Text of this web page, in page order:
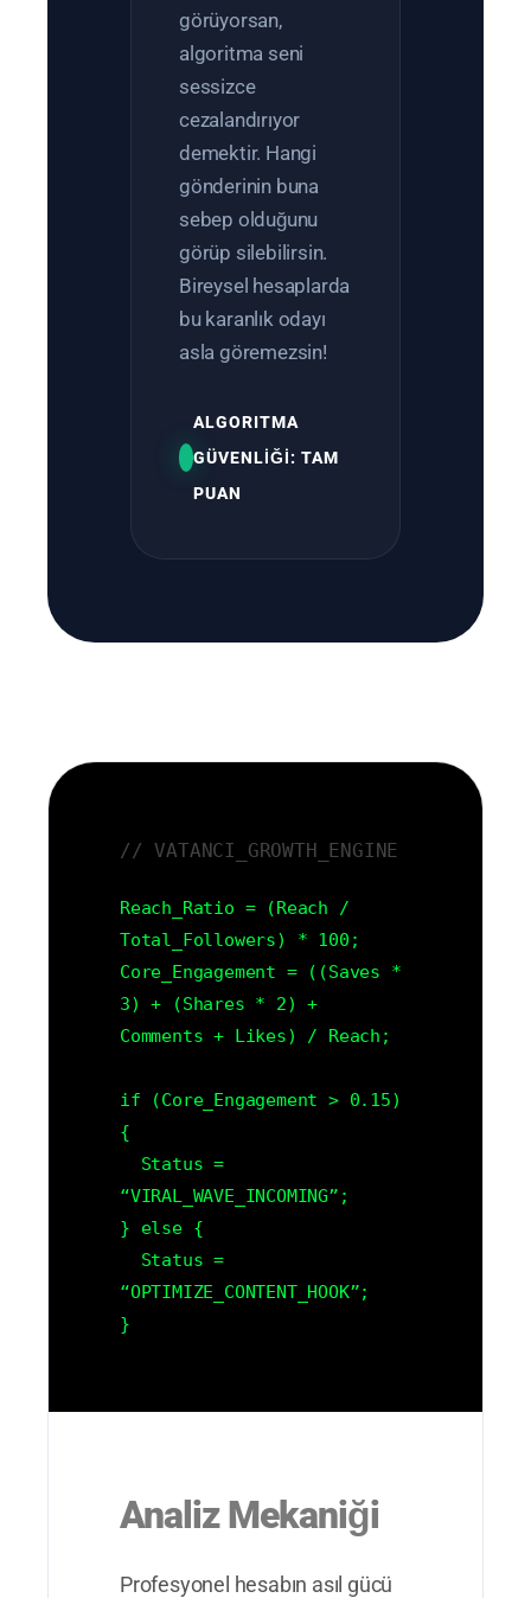
görüyorsan,
algoritma seni
sessizce
cezalandırıyor
demektir. Hangi
gönderinin buna
sebep olduğunu
görüp silebilirsin.
Bireysel hesaplarda
bu karanlık odayı
asla göremezsin!
ALGORITMA
GÜVENLİĞİ: TAM
PUAN
// VATANCI_GROWTH_ENGINE
Reach_Ratio = (Reach /
Total_Followers) * 100;
Core_Engagement = ((Saves *
3) + (Shares * 2) +
Comments + Likes) / Reach;
if (Core_Engagement > 0.15)
{
Status =
“VIRAL_WAVE_INCOMING”;
} else {
Status =
“OPTIMIZE_CONTENT_HOOK”;
}
Analiz Mekaniği
Profesyonel hesabın asıl gücü